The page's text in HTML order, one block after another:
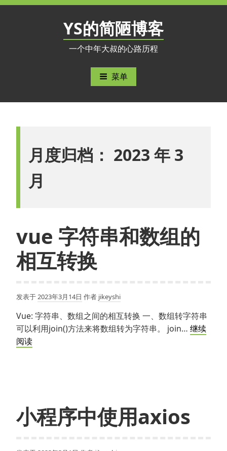
跳
YS的简陋博客
一个中年大叔的心路历程
菜单
月度归档： 2023 年 3
月
vue 字符串和数组的
相互转换
发表于2023年3月14日 作者 jikeyshi
Vue: 字符串、数组之间的相互转换 一、数组转字符串
可以利用join()方法来将数组转为字符串。 join… 继续
阅读vue
组
小程序中使用axios